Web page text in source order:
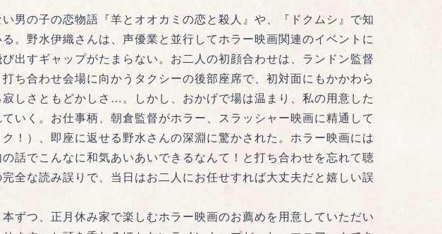
男の子の恋物語『羊とオオカミの恋と殺人』や、『ドクムシ』で知
。野水伊織さんは、声優業と並行してホラー映画関連のイベントに
出すギャップがたまらない。お二人の初顔合わせは、ランドン監督
ち合わせ会場に向かうタクシーの後部座席で、初対面にもかかわら
しさともどかしさ…。しかし、おかげで場は温まり、私の用意した
いく。お仕事柄、朝倉監督がホラー、スラッシャー映画に精通して
！）、即座に返せる野水さんの深淵に驚かされた。ホラー映画には
話でこんなに和気あいあいできるなんて！と打ち合わせを忘れて聴
全な読み誤りで、当日はお二人にお任せすれば大丈夫だと嬉しい誤
ずつ、正月休み家で楽しむホラー映画のお薦めを用意していただい